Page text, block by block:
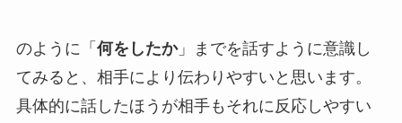
のように「 何をしたか」までを話すように意識し
てみると、相手により伝わりやすいと思います。
具体的に話したほうが相手もそれに反応しやすい